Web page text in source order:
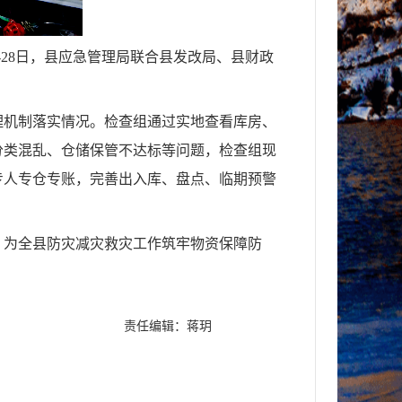
28日，县应急管理局联合县发改局、县财政
制落实情况。检查组通过实地查看库房、
混乱、仓储保管不达标等问题，检查组现
专仓专账，完善出入库、盘点、临期预警
全县防灾减灾救灾工作筑牢物资保障防
责任编辑：蒋玥